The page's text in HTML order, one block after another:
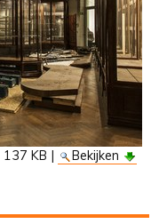
137 KB |
Bekijken